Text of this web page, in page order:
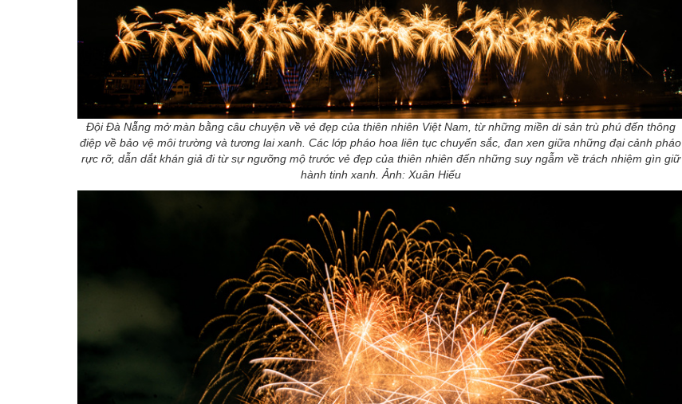
Đội Đà Nẵng mở màn bằng câu chuyện về vẻ đẹp của thiên nhiên Việt Nam, từ những miền di sản trù phú đến thông
điệp về bảo vệ môi trường và tương lai xanh. Các lớp pháo hoa liên tục chuyển sắc, đan xen giữa những đại cảnh pháo
rực rỡ, dẫn dắt khán giả đi từ sự ngưỡng mộ trước vẻ đẹp của thiên nhiên đến những suy ngẫm về trách nhiệm gìn giữ
hành tinh xanh. Ảnh: Xuân Hiếu